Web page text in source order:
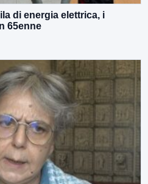
di energia elettrica, i
65enne